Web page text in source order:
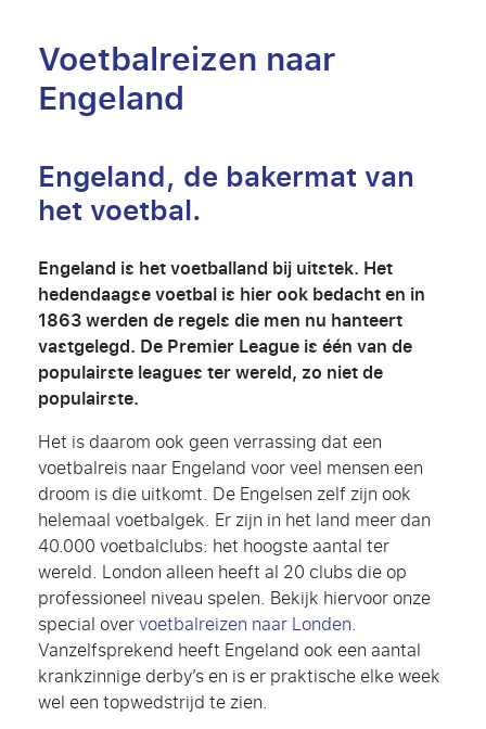
Voetbalreizen naar
Engeland
Engeland, de bakermat van
het voetbal.
Engeland is het voetballand bij uitstek. Het
hedendaagse voetbal is hier ook bedacht en in
1863 werden de regels die men nu hanteert
vastgelegd. De Premier League is één van de
populairste leagues ter wereld, zo niet de
populairste.
Het is daarom ook geen verrassing dat een
voetbalreis naar Engeland voor veel mensen een
droom is die uitkomt. De Engelsen zelf zijn ook
helemaal voetbalgek. Er zijn in het land meer dan
40.000 voetbalclubs: het hoogste aantal ter
wereld. London alleen heeft al 20 clubs die op
professioneel niveau spelen. Bekijk hiervoor onze
special overvoetbalreizen naar Londen.
Vanzelfsprekend heeft Engeland ook een aantal
krankzinnige derby’s en is er praktische elke week
wel een topwedstrijd te zien.